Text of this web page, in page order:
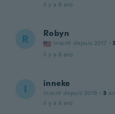
il y a 6 ans
R Robyn
Inscrit depuis 2017 ·
il y a 6 ans
I inneke
Inscrit depuis 2019 · 3
il y a 6 ans